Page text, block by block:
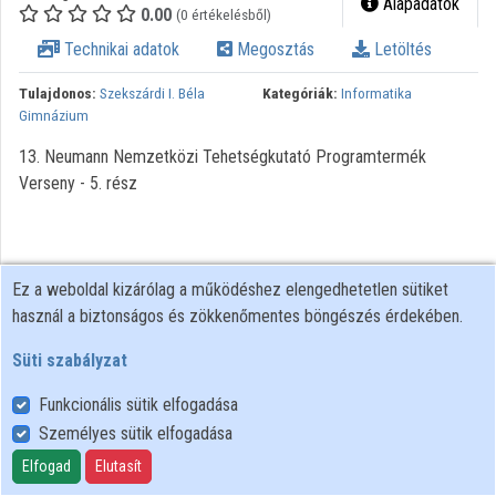
Közreműködők
0.00 (0 értékelésből) Alapadatok
Technikai adatok Megosztás Letöltés
Tulajdonos: Szekszárdi I. Béla
Gimnázium
Kategóriák: Informatika
13. Neumann Nemzetközi Tehetségkutató Programtermék
Verseny - 5. rész
Felhasználói szabályzat
Adatkezelési tájékoztató
Süti szabályzat
Ez a weboldal kizárólag a működéshez elengedhetetlen sütiket
használ a biztonságos és zökkenőmentes böngészés érdekében.
Süti szabályzat
Funkcionális sütik elfogadása
Személyes sütik elfogadása
Elfogad Elutasít